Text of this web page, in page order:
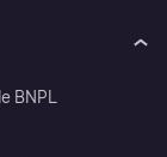
BNPL